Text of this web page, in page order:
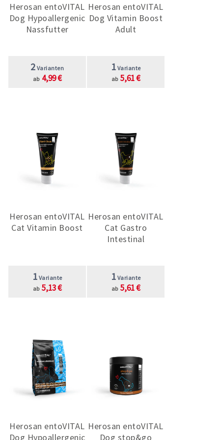
Herosan entoVITAL
Dog Hypoallergenic
Nassfutter
2 Varianten
ab 4,99 €
Herosan entoVITAL
Dog Vitamin Boost
Adult
1 Variante
ab 5,61 €
Herosan entoVITAL
Cat Vitamin Boost
1 Variante
ab 5,13 €
Herosan entoVITAL
Cat Gastro
Intestinal
1 Variante
ab 5,61 €
Herosan entoVITAL
Dog Hypoallergenic
Herosan entoVITAL
Dog stop&go